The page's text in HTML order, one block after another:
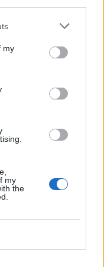
my
my
the